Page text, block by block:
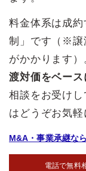
料金体系は成
制」です（※譲
がかかります）
渡対価をベー
相談をお受け
はどうぞお気軽
M&A・事業承継な
電話で無料